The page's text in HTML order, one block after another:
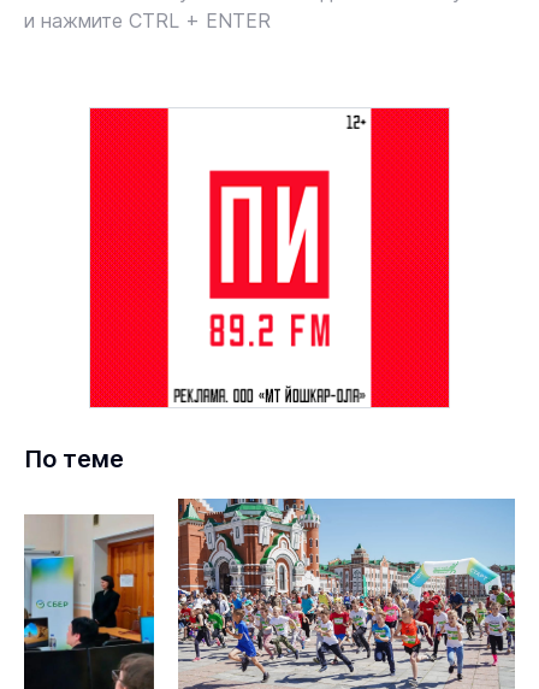
и нажмите CTRL + ENTER
По теме